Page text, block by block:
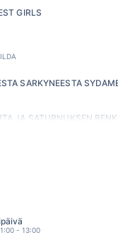
GIRLS
SÄRKYNEESTÄ
JA SATURNUKSEN
- 13:00